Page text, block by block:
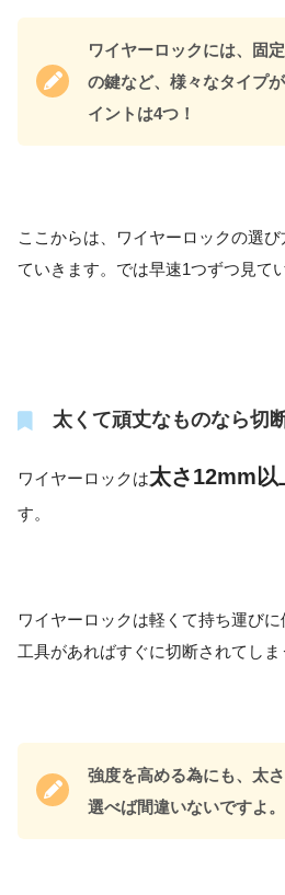
ワイヤーロックには、固
の鍵など、様々なタイプ
イントは4つ！
ここからは、ワイヤーロックの選
ていきます。では早速1つずつ見て
太くて頑丈なものなら切
ワイヤーロックは太さ12mm以
す。
ワイヤーロックは軽くて持ち運び
工具があればすぐに切断されてしま
強度を高める為にも、太
選べば間違いないですよ。